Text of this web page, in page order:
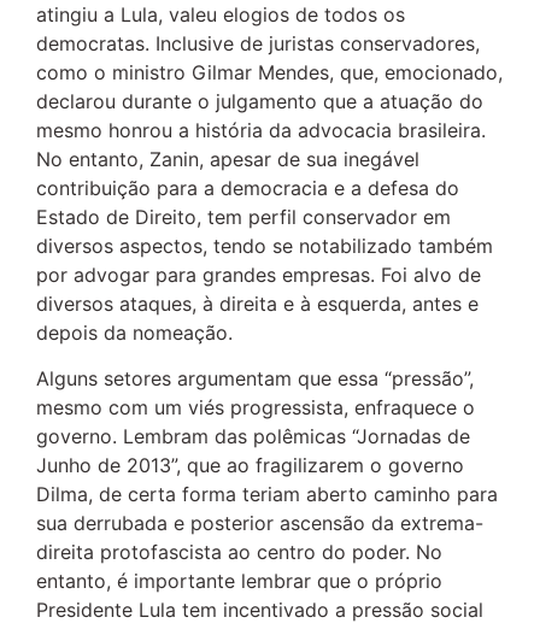
atingiu a Lula, valeu elogios de todos os
democratas. Inclusive de juristas conservadores,
como o ministro Gilmar Mendes, que, emocionado,
declarou durante o julgamento que a atuação do
mesmo honrou a história da advocacia brasileira.
No entanto, Zanin, apesar de sua inegável
contribuição para a democracia e a defesa do
Estado de Direito, tem perfil conservador em
diversos aspectos, tendo se notabilizado também
por advogar para grandes empresas. Foi alvo de
diversos ataques, à direita e à esquerda, antes e
depois da nomeação.
Alguns setores argumentam que essa “pressão”,
mesmo com um viés progressista, enfraquece o
governo. Lembram das polêmicas “Jornadas de
Junho de 2013”, que ao fragilizarem o governo
Dilma, de certa forma teriam aberto caminho para
sua derrubada e posterior ascensão da extrema-
direita protofascista ao centro do poder. No
entanto, é importante lembrar que o próprio
Presidente Lula tem incentivado a pressão social